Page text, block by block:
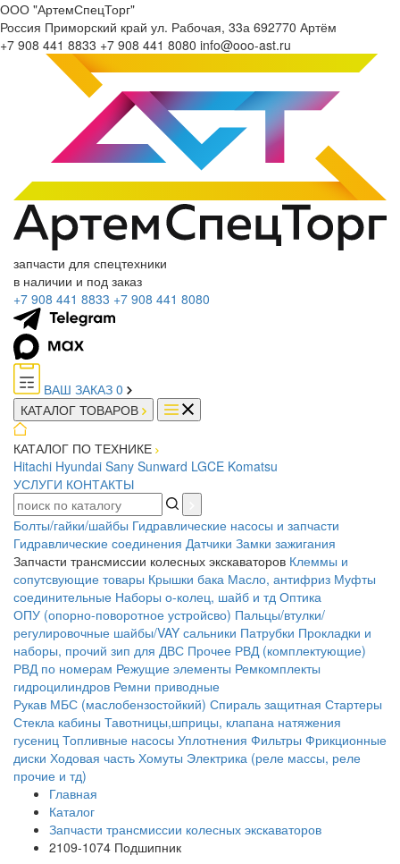
ООО "АртемСпецТорг"
Россия Приморский край ул. Рабочая, 33а 692770 Артём
+7 908 441 8833 +7 908 441 8080 info@ooo-ast.ru
запчасти для спецтехники
в наличии и под заказ
+7 908 441 8833 +7 908 441 8080
ВАШ ЗАКАЗ 0
КАТАЛОГ ТОВАРОВ
КАТАЛОГ ПО ТЕХНИКЕ
Hitachi Hyundai Sany Sunward LGCE Komatsu
УСЛУГИ КОНТАКТЫ
Болты/гайки/шайбы Гидравлические насосы и запчасти
Гидравлические соединения Датчики Замки зажигания
Запчасти трансмиссии колесных экскаваторов Клеммы и
сопутсвующие товары Крышки бака Масло, антифриз Муфты
соединительные Наборы о-колец, шайб и тд Оптика
ОПУ (опорно-поворотное устройсво) Пальцы/втулки/
регулировочные шайбы/VAY сальники Патрубки Прокладки и
наборы, прочий зип для ДВС Прочее РВД (комплектующие)
РВД по номерам Режущие элементы Ремкомплекты
гидроцилиндров Ремни приводные
Рукав МБС (маслобензостойкий) Спираль защитная Стартеры
Стекла кабины Тавотницы,шприцы, клапана натяжения
гусениц Топливные насосы Уплотнения Фильтры Фрикционные
диски Ходовая часть Хомуты Электрика (реле массы, реле
прочие и тд)
Главная
Каталог
Запчасти трансмиссии колесных экскаваторов
2109-1074 Подшипник